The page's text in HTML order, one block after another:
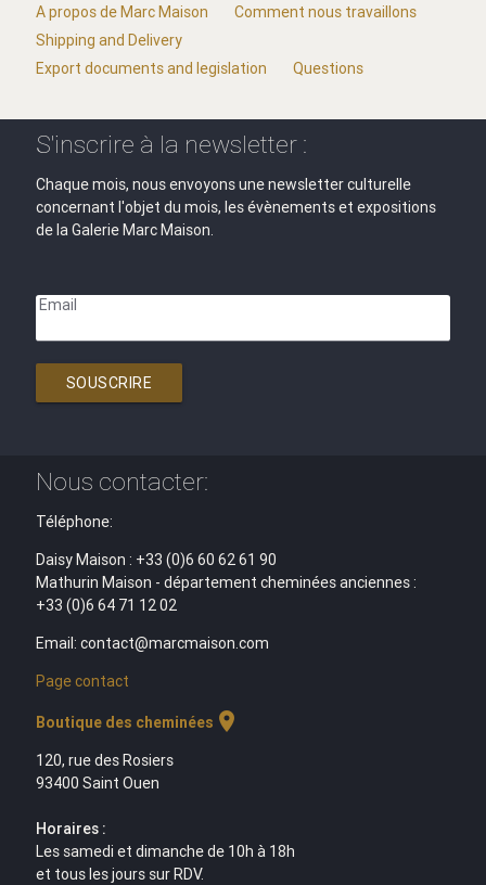
A propos de Marc Maison
Comment nous travaillons
Shipping and Delivery
Export documents and legislation
Questions
S'inscrire à la newsletter :
Chaque mois, nous envoyons une newsletter culturelle
concernant l'objet du mois, les évènements et expositions
de la Galerie Marc Maison.
Email
SOUSCRIRE
Nous contacter:
Téléphone:
Daisy Maison : +33 (0)6 60 62 61 90
Mathurin Maison - département cheminées anciennes :
+33 (0)6 64 71 12 02
Email: contact@marcmaison.com
Page contact
Boutique des cheminées location_on
120, rue des Rosiers
93400 Saint Ouen
Horaires :
Les samedi et dimanche de 10h à 18h
et tous les jours sur RDV.